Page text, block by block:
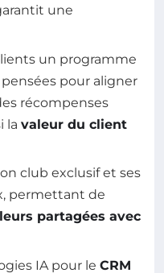
une
un programme
pour aligner
récompenses
la valeur du client
club exclusif et ses
permettant de
partagées avec
IA pour le CRM